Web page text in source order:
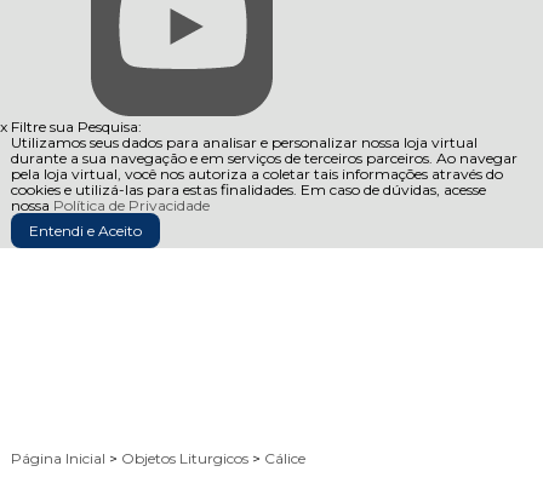
x Filtre sua Pesquisa:
Utilizamos seus dados para analisar e personalizar nossa loja virtual
durante a sua navegação e em serviços de terceiros parceiros. Ao navegar
pela loja virtual, você nos autoriza a coletar tais informações através do
cookies e utilizá-las para estas finalidades. Em caso de dúvidas, acesse
nossa Política de Privacidade
Entendi e Aceito
Página Inicial > Objetos Liturgicos > Cálice